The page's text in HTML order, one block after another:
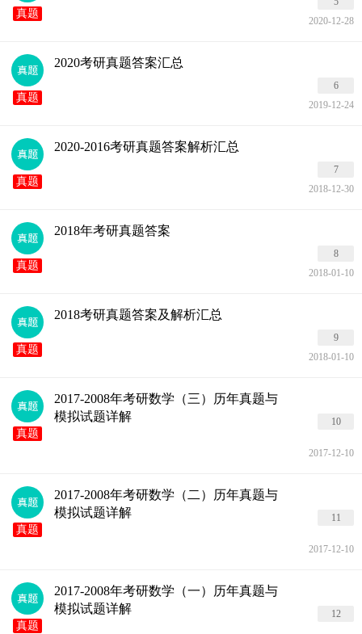
真题
2020-12-28
真题
2020考研真题答案汇总
6
2019-12-24
真题
2020-2016考研真题答案解析汇总
7
2018-12-30
真题
2018年考研真题答案
8
2018-01-10
真题
2018考研真题答案及解析汇总
9
2018-01-10
真题
2017-2008年考研数学（三）历年真题与
模拟试题详解
10
2017-12-10
真题
2017-2008年考研数学（二）历年真题与
模拟试题详解
11
2017-12-10
真题
2017-2008年考研数学（一）历年真题与
模拟试题详解
12